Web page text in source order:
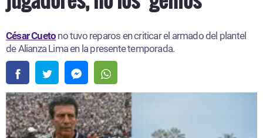
César Cueto no tuvo reparos en criticar el armado del plantel
de Alianza Lima en la presente temporada.